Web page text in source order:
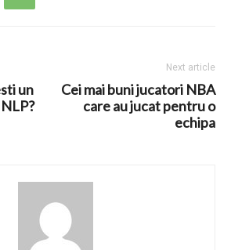
un
Next article
Cei mai buni jucatori NBA
care au jucat pentru o
echipa